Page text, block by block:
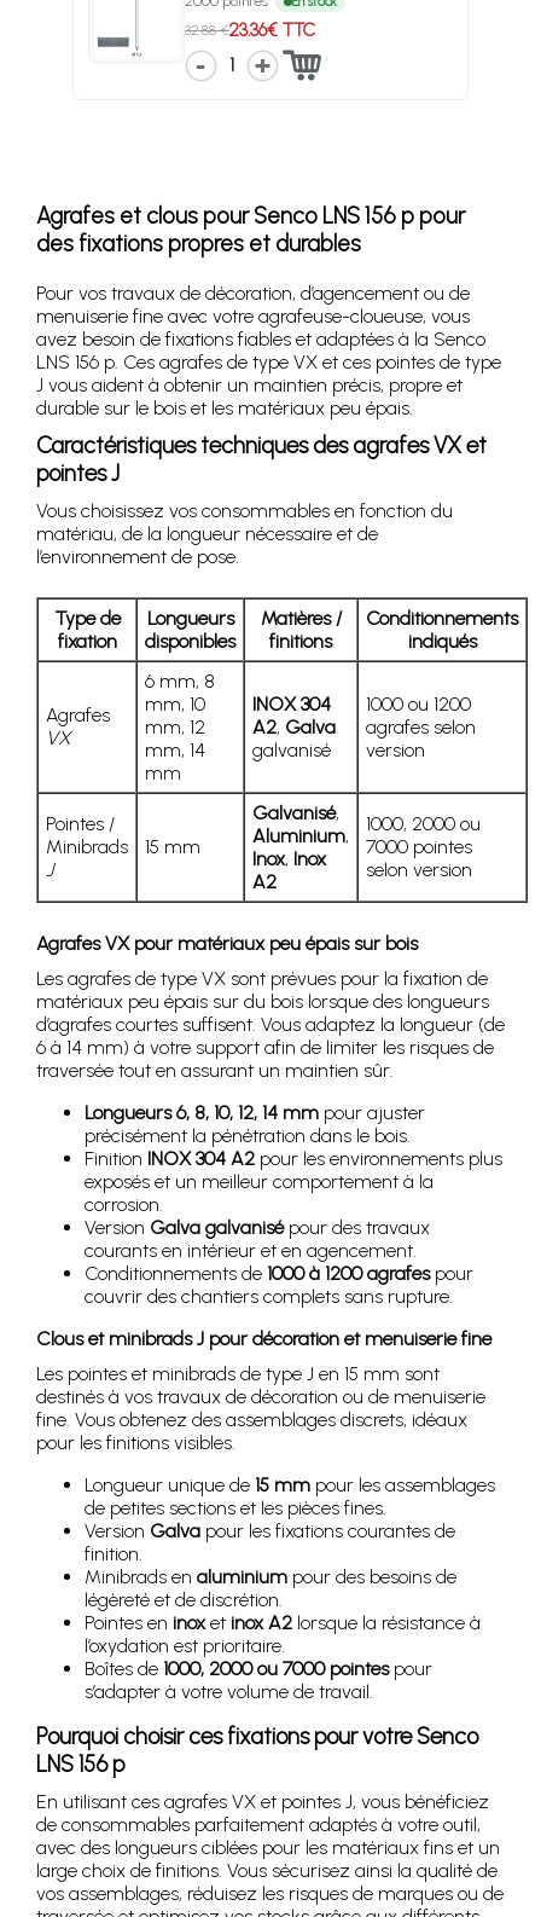
32.88 €23.36€ TTC
1
Agrafes et clous pour Senco LNS 156 p pour
des fixations propres et durables
Pour vos travaux de décoration, d’agencement ou de
menuiserie fine avec votre agrafeuse-cloueuse, vous
avez besoin de fixations fiables et adaptées à la Senco
LNS 156 p. Ces agrafes de type VX et ces pointes de type
J vous aident à obtenir un maintien précis, propre et
durable sur le bois et les matériaux peu épais.
Caractéristiques techniques des agrafes VX et
pointes J
Vous choisissez vos consommables en fonction du
matériau, de la longueur nécessaire et de
l’environnement de pose.
Type de
fixation
Longueurs
disponibles
Matières /
finitions
Conditionnements
indiqués
Agrafes
VX
6 mm, 8
mm, 10
mm, 12
mm, 14
mm
INOX 304
A2, Galva
galvanisé
1000 ou 1200
agrafes selon
version
Pointes /
Minibrads
J
15 mm
Galvanisé,
Aluminium,
Inox, Inox
A2
1000, 2000 ou
7000 pointes
selon version
Agrafes VX pour matériaux peu épais sur bois
Les agrafes de type VX sont prévues pour la fixation de
matériaux peu épais sur du bois lorsque des longueurs
d’agrafes courtes suffisent. Vous adaptez la longueur (de
6 à 14 mm) à votre support afin de limiter les risques de
traversée tout en assurant un maintien sûr.
Longueurs 6, 8, 10, 12, 14 mm pour ajuster
précisément la pénétration dans le bois.
Finition INOX 304 A2 pour les environnements plus
exposés et un meilleur comportement à la
corrosion.
Version Galva galvanisépour des travaux
courants en intérieur et en agencement.
Conditionnements de 1000 à 1200 agrafespour
couvrir des chantiers complets sans rupture.
Clous et minibrads J pour décoration et menuiserie fine
Les pointes et minibrads de type J en 15 mm sont
destinés à vos travaux de décoration ou de menuiserie
fine. Vous obtenez des assemblages discrets, idéaux
pour les finitions visibles.
Longueur unique de 15 mm pour les assemblages
de petites sections et les pièces fines.
Version Galva pour les fixations courantes de
finition.
Minibrads en aluminium pour des besoins de
légèreté et de discrétion.
Pointes en inoxet inox A2 lorsque la résistance à
l’oxydation est prioritaire.
Boîtes de 1000, 2000 ou 7000 pointespour
s’adapter à votre volume de travail.
Pourquoi choisir ces fixations pour votre Senco
LNS 156 p
En utilisant ces agrafes VX et pointes J, vous bénéficiez
de consommables parfaitement adaptés à votre outil,
avec des longueurs ciblées pour les matériaux fins et un
large choix de finitions. Vous sécurisez ainsi la qualité de
vos assemblages, réduisez les risques de marques ou de